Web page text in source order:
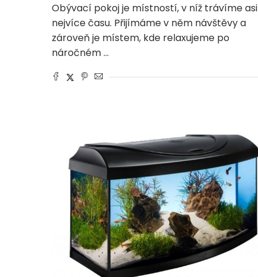
Obývací pokoj je místností, v níž trávíme asi
nejvíce času. Přijímáme v něm návštěvy a
zároveň je místem, kde relaxujeme po
náročném …